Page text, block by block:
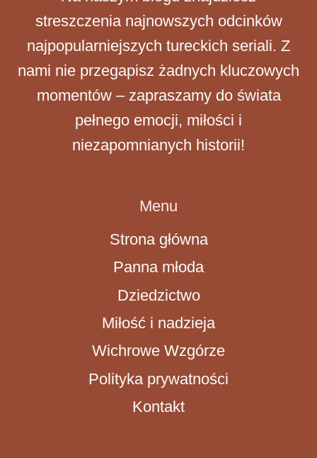
streszczenia najnowszych odcinków
najpopularniejszych tureckich seriali. Z
nami nie przegapisz żadnych kluczowych
momentów – zapraszamy do świata
pełnego emocji, miłości i
niezapomnianych historii!
Menu
Strona główna
Panna młoda
Dziedzictwo
Miłość i nadzieja
Wichrowe Wzgórze
Polityka prywatności
Kontakt